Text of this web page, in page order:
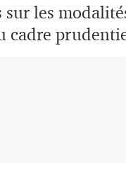
les
cadre